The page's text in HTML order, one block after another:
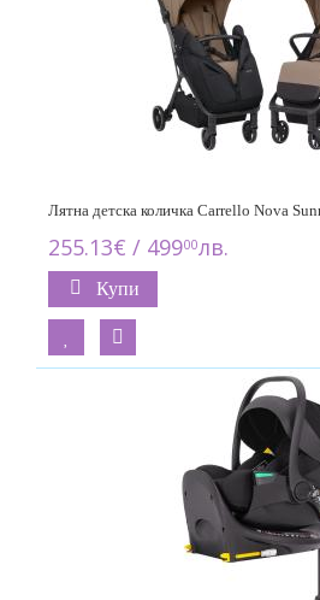
Лятна детска количка Carrello Nova
255.13€ / 49900лв.
Купи